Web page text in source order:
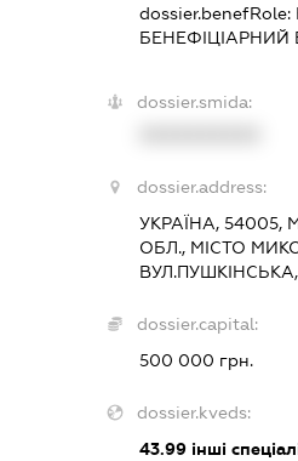
dossier.benefRole:
БЕНЕФІЦІАРНИЙ
dossier.smida:
dossier.address:
УКРАЇНА, 54005,
ОБЛ., МІСТО
dossier.capital:
500 000 грн.
dossier.kveds:
43.99інші